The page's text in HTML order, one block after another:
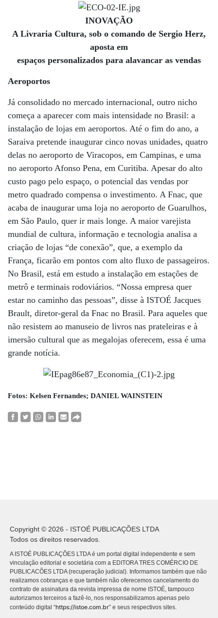
INOVAÇÃO
A Livraria Cultura, sob o comando de Sergio Herz,
aposta em
espaços personalizados para alavancar as vendas
Aeroportos
Já consolidado no mercado internacional, outro nicho
começa a aparecer com mais intensidade no Brasil: a
instalação de lojas em aeroportos. Até o fim do ano, a
Saraiva pretende inaugurar cinco novas unidades, quatro
delas no aeroporto de Viracopos, em Campinas, e uma
no aeroporto Afonso Pena, em Curitiba. Apesar do alto
custo pago pelo espaço, o potencial das vendas por
metro quadrado compensa o investimento. A Fnac, que
acaba de inaugurar uma loja no aeroporto de Guarulhos,
em São Paulo, quer ir mais longe. A maior varejista
mundial de cultura, informação e tecnologia analisa a
criação de lojas “de conexão”, que, a exemplo da
França, ficarão em pontos com alto fluxo de passageiros.
No Brasil, está em estudo a instalação em estações de
metrô e terminais rodoviários. “Nossa empresa quer
estar no caminho das pessoas”, disse à ISTOÉ Jacques
Brault, diretor-geral da Fnac no Brasil. Para aqueles que
não resistem ao manuseio de livros nas prateleiras e à
imersão cultural que as megalojas oferecem, essa é uma
grande notícia.
Fotos: Kelsen Fernandes; DANIEL WAINSTEIN
Copyright © 2026 - ISTOÉ PUBLICAÇÕES LTDA
Todos os direitos reservados.
A ISTOÉ PUBLICAÇÕES LTDA é um portal digital independente e sem
vinculação editorial e societária com a EDITORA TRES COMÉRCIO DE
PUBLICACÕES LTDA (recuperação judicial). Informamos também que não
realizamos cobranças e que também não oferecemos cancelamento do
contrato de assinatura da revista impressa de nome ISTOÉ, tampouco
autorizamos terceiros a fazê-lo, nos responsabilizamos apenas pelo
conteúdo digital “https://istoe.com.br” e seus respectivos sites.